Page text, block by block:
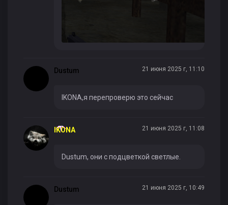
Dustum 21 июня 2025 г, 11:10
IKONA,я перепроверю это сейчас
IKONA 21 июня 2025 г, 11:08
Dustum, они с подцветкой светлые.
Dustum 21 июня 2025 г, 10:49